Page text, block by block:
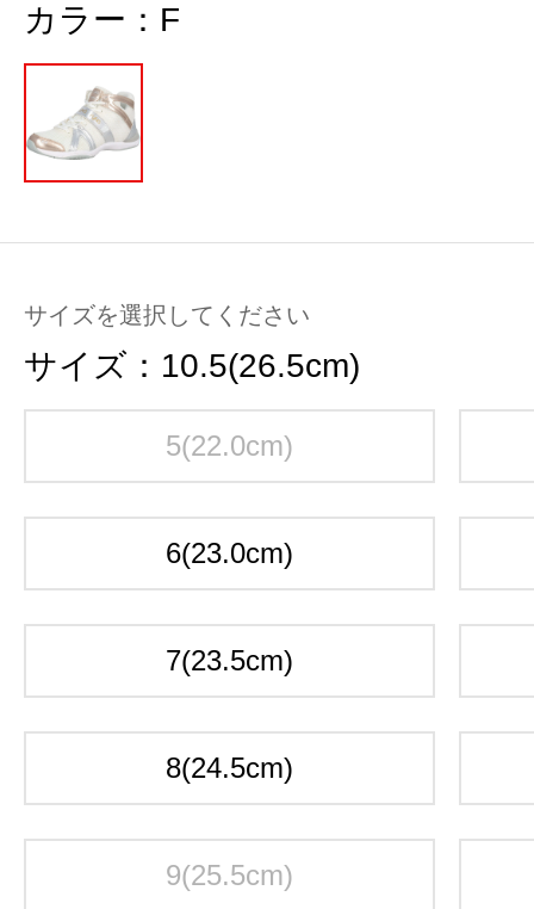
カラー： F
サイズを選択してください
サイズ： 10.5(26.5cm)
5(22.0cm)
6(23.0cm)
7(23.5cm)
8(24.5cm)
9(25.5cm)